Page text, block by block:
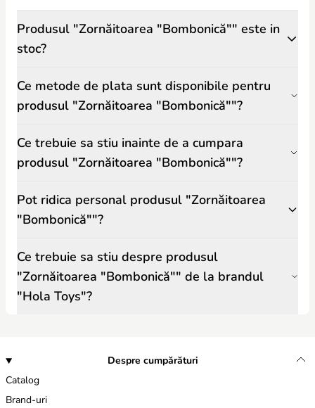
Produsul "Zornăitoarea "Bombonică"" este in
stoc?
Ce metode de plata sunt disponibile pentru
produsul "Zornăitoarea "Bombonică""?
Ce trebuie sa stiu inainte de a cumpara
produsul "Zornăitoarea "Bombonică""?
Pot ridica personal produsul "Zornăitoarea
"Bombonică""?
Ce trebuie sa stiu despre produsul
"Zornăitoarea "Bombonică"" de la brandul
"Hola Toys"?
Despre cumpărături
Catalog
Brand-uri